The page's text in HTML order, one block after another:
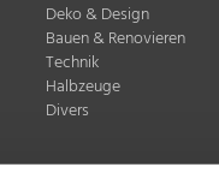
Deko & Design
Bauen & Renovieren
Technik
Halbzeuge
Divers